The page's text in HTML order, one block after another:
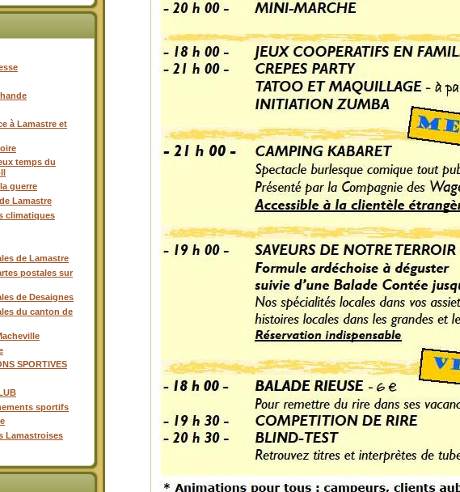
à Lamastre et
temps du
guerre
Lamastre
climatiques
de Lamastre
postales sur
de Desaignes
du canton de
SPORTIVES
sportifs
Lamastroises